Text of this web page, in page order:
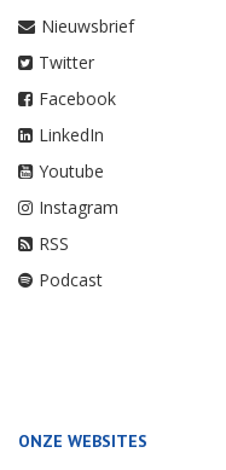
Nieuwsbrief
Twitter
Facebook
LinkedIn
Youtube
Instagram
RSS
Podcast
ONZE WEBSITES